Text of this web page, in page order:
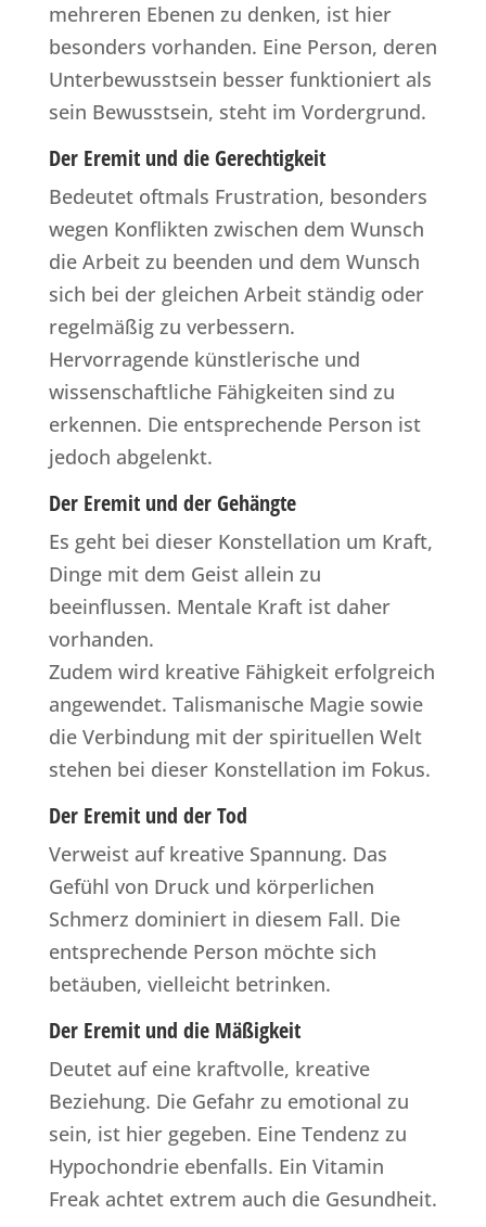
mehreren Ebenen zu denken, ist hier
besonders vorhanden. Eine Person, deren
Unterbewusstsein besser funktioniert als
sein Bewusstsein, steht im Vordergrund.
Der Eremit und die Gerechtigkeit
Bedeutet oftmals Frustration, besonders
wegen Konflikten zwischen dem Wunsch
die Arbeit zu beenden und dem Wunsch
sich bei der gleichen Arbeit ständig oder
regelmäßig zu verbessern.
Hervorragende künstlerische und
wissenschaftliche Fähigkeiten sind zu
erkennen. Die entsprechende Person ist
jedoch abgelenkt.
Der Eremit und der Gehängte
Es geht bei dieser Konstellation um Kraft,
Dinge mit dem Geist allein zu
beeinflussen. Mentale Kraft ist daher
vorhanden.
Zudem wird kreative Fähigkeit erfolgreich
angewendet. Talismanische Magie sowie
die Verbindung mit der spirituellen Welt
stehen bei dieser Konstellation im Fokus.
Der Eremit und der Tod
Verweist auf kreative Spannung. Das
Gefühl von Druck und körperlichen
Schmerz dominiert in diesem Fall. Die
entsprechende Person möchte sich
betäuben, vielleicht betrinken.
Der Eremit und die Mäßigkeit
Deutet auf eine kraftvolle, kreative
Beziehung. Die Gefahr zu emotional zu
sein, ist hier gegeben. Eine Tendenz zu
Hypochondrie ebenfalls. Ein Vitamin
Freak achtet extrem auch die Gesundheit.